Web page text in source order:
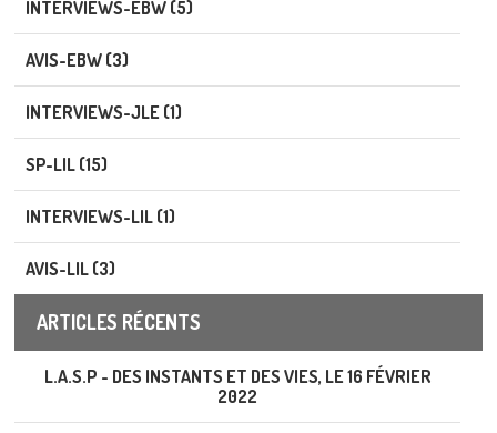
INTERVIEWS-EBW (5)
AVIS-EBW (3)
INTERVIEWS-JLE (1)
SP-LIL (15)
INTERVIEWS-LIL (1)
AVIS-LIL (3)
ARTICLES RÉCENTS
L.A.S.P - DES INSTANTS ET DES VIES, LE 16 FÉVRIER
2022